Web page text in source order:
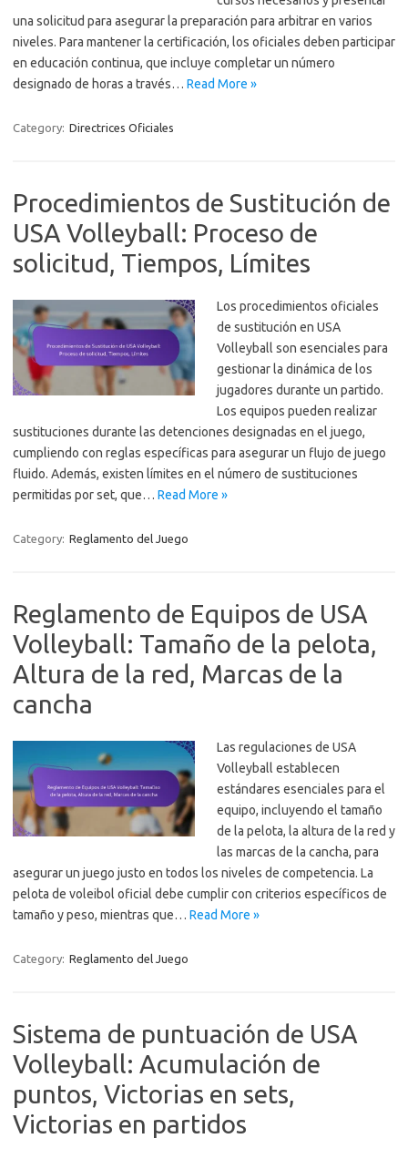
una solicitud para asegurar la preparación para arbitrar en varios
niveles. Para mantener la certificación, los oficiales deben participar
en educación continua, que incluye completar un número
designado de horas a través… Read More »
Category: Directrices Oficiales
Procedimientos de Sustitución de
USA Volleyball: Proceso de
solicitud, Tiempos, Límites
Los procedimientos oficiales
de sustitución en USA
Volleyball son esenciales para
gestionar la dinámica de los
jugadores durante un partido.
Los equipos pueden realizar
sustituciones durante las detenciones designadas en el juego,
cumpliendo con reglas específicas para asegurar un flujo de juego
fluido. Además, existen límites en el número de sustituciones
permitidas por set, que… Read More »
Category: Reglamento del Juego
Reglamento de Equipos de USA
Volleyball: Tamaño de la pelota,
Altura de la red, Marcas de la
cancha
Las regulaciones de USA
Volleyball establecen
estándares esenciales para el
equipo, incluyendo el tamaño
de la pelota, la altura de la red y
las marcas de la cancha, para
asegurar un juego justo en todos los niveles de competencia. La
pelota de voleibol oficial debe cumplir con criterios específicos de
tamaño y peso, mientras que… Read More »
Category: Reglamento del Juego
Sistema de puntuación de USA
Volleyball: Acumulación de
puntos, Victorias en sets,
Victorias en partidos